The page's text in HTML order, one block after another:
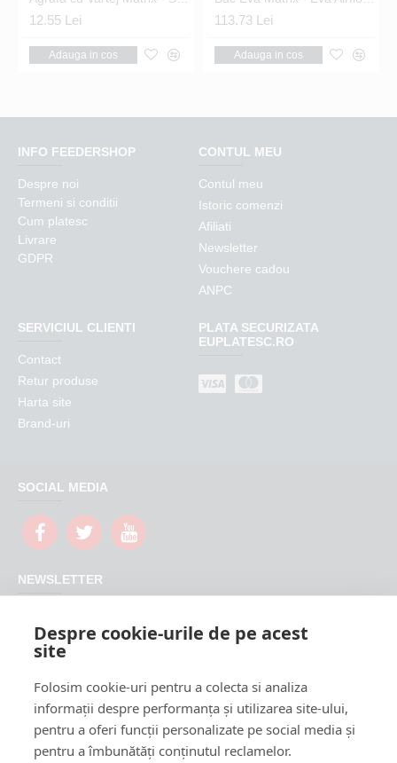
12.55 Lei
Adauga in cos
113.73 Lei
Adauga in cos
INFO FEEDERSHOP
Despre noi
Termeni si conditii
Cum platesc
Livrare
GDPR
CONTUL MEU
Contul meu
Istoric comenzi
Afiliati
Newsletter
Vouchere cadou
ANPC
SERVICIUL CLIENTI
Contact
Retur produse
Harta site
Brand-uri
PLATA SECURIZATA
EUPLATESC.RO
SOCIAL MEDIA
NEWSLETTER
FeederShop
CAPTCHA
Please complete the
captcha validation
Despre cookie-urile de pe acest
site
Folosim cookie-uri pentru a colecta si analiza
informații despre performanța și utilizarea site-ului,
pentru a oferi funcții personalizate pe social media și
pentru a îmbunătăți conținutul reclamelor.